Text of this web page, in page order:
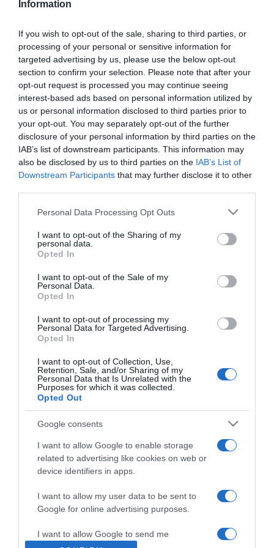
Information
If you wish to opt-out of the sale, sharing to third parties, or
processing of your personal or sensitive information for
targeted advertising by us, please use the below opt-out
section to confirm your selection. Please note that after your
opt-out request is processed you may continue seeing
interest-based ads based on personal information utilized by
us or personal information disclosed to third parties prior to
your opt-out. You may separately opt-out of the further
disclosure of your personal information by third parties on the
IAB’s list of downstream participants. This information may
also be disclosed by us to third parties on the IAB’s List of
Downstream Participants that may further disclose it to other
Please note that this website/app uses one or more Google
not limited to your visit or usage behaviour. You may click to
grant or deny consent to Google and its third-party tags to
use your data for below specified purposes in below Google
consent section.
Personal Data Processing Opt Outs
I want to opt-out of the Sharing of my
personal data.
Opted In
I want to opt-out of the Sale of my
Personal Data.
Opted In
I want to opt-out of processing my
Personal Data for Targeted Advertising.
Opted In
I want to opt-out of Collection, Use,
Retention, Sale, and/or Sharing of my
Personal Data that Is Unrelated with the
Purposes for which it was collected.
Opted Out
Google consents
I want to allow Google to enable storage
related to advertising like cookies on web or
device identifiers in apps.
I want to allow my user data to be sent to
Google for online advertising purposes.
I want to allow Google to send me
στις παραστατικές τέχνες μπορεί να οδηγήσει σε μεγάλες
αποδόσεις στο σχολείο. Οι έρευνες δείχνουν ότι τα παιδιά
που τραγουδούν / χορεύουν / ενεργούν / παίζουν με τις
μικρές γλυκές και αθώες καρδιές τους, είναι τέσσερις
φορές πιο πιθανό να αναγνωριστούν μέσα από κάποιο
ακαδημαϊκό επίτευγμα σε σύγκριση με τους φίλους τους
που δεν τείνουν να έχουν ενισχυμένη γνωστική, κινητική
και κοινωνική ανάπτυξη. Αλλά τα οφέλη δεν τελειώνουν
εκεί. Το να ανεβαίνεις στη σκηνή μπορεί να εμπλουτίσει τη
ζωή του παιδιού με κάθε είδους εκπληκτικούς τρόπους.
Η αυτοεκτίμηση τους χτίζεται και θωρακίζεται
Έρχονται σε επαφή με ολοκαίνουρια συναισθήματα και
ηλικία. “Μπαίνουν στα παπούτσια του άλλου”
Αναπτύσσουν τη φαντασία, τη συνεργατικότητα και
βοηθά στη διαχείριση του άγχους.
Βελτιώστε λοιπόν, τις δεξιότητές των παιδιών
όνειρα. Αυτό είναι το Θέατρο. Ένας χώρος
εξερεύνησης και μαγείας, όπου οι μικροί μας φίλοι
θα μπορούν να εκπαιδευτούν, να ενισχύσουν ή και
να καλλιεργήσουν τη φαντασία τους και να
μοιραστούν όλες τις καθημερινές τους εμπειρίες
σε έναν χώρο που θα μπορούν να τις κάνουν
πρωταγωνίστριες και τους εαυτούς τους
πρωταγωνιστές.
Τμήμα 4-7 χρόνων
Με το Παιδικό Πρόγραμμα Gr- YMT 4-7 χρόνων, αυτήν την
ηλικιακή ομάδα ενισχύεται η καλλιέργεια της κοινότητας, η
ενίσχυση της εμπιστοσύνης. Μαθαίνουν πώς μπορεί να
Newsletter
ΕΓΓΡΑΦΕΙΤΕ ΓΙΑ ΝΑ ΛΑΜΒΑΝΕΤΕ ΤΑ
ΝΕΑ ΜΑΣ & ΤΑ ΠΡΟΣΕΧΗ ΣΕΜΙΝΑΡΙΑ
ΤΗΣ ΣΧΟΛΗΣ ΜΑΣ!
υποχρεωτικά
Όνομα
Email* Τηλέφωνο
Δεν στέλνουμε spam! Διαβάστε την πολιτική απορρήτου